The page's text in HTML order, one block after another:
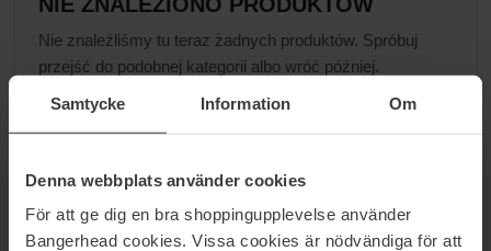
Samtycke Information Om
Denna webbplats använder cookies
För att ge dig en bra shoppingupplevelse använder
Bangerhead cookies. Vissa cookies är nödvändiga för att
Nie znaleźliśmy tu teraz żadnych produktów. Spróbuj
przejść do podobnej kategorii albo wróć później.
NEWSLETTERDOWIEDZ SIĘ JAKO PIERWSZY